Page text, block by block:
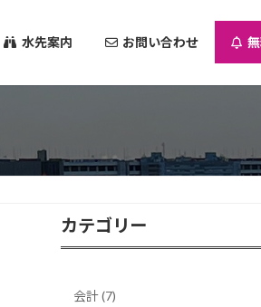
水先案内 お問い合わせ
カテゴリー
会計 (7)